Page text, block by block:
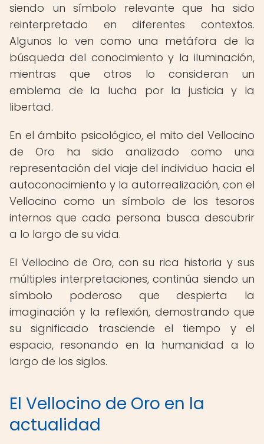
siendo un símbolo relevante que ha sido
reinterpretado en diferentes contextos.
Algunos lo ven como una metáfora de la
búsqueda del conocimiento y la iluminación,
mientras que otros lo consideran un
emblema de la lucha por la justicia y la
libertad.
En el ámbito psicológico, el mito del Vellocino
de Oro ha sido analizado como una
representación del viaje del individuo hacia el
autoconocimiento y la autorrealización, con el
Vellocino como un símbolo de los tesoros
internos que cada persona busca descubrir
a lo largo de su vida.
El Vellocino de Oro, con su rica historia y sus
múltiples interpretaciones, continúa siendo un
símbolo poderoso que despierta la
imaginación y la reflexión, demostrando que
su significado trasciende el tiempo y el
espacio, resonando en la humanidad a lo
largo de los siglos.
El Vellocino de Oro en la
actualidad